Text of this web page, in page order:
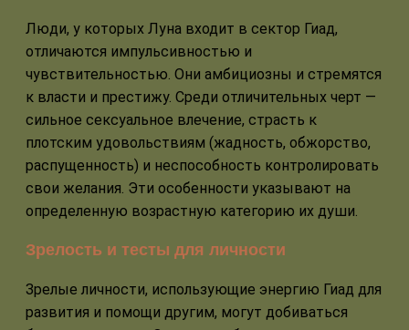
Люди, у которых Луна входит в сектор Гиад,
отличаются импульсивностью и
чувствительностью. Они амбициозны и стремятся
к власти и престижу. Среди отличительных черт —
сильное сексуальное влечение, страсть к
плотским удовольствиям (жадность, обжорство,
распущенность) и неспособность контролировать
свои желания. Эти особенности указывают на
определенную возрастную категорию их души.
Зрелость и тесты для личности
Зрелые личности, использующие энергию Гиад для
развития и помощи другим, могут добиваться